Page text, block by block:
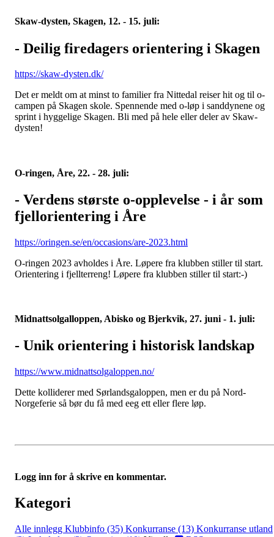
Skaw-dysten, Skagen, 12. - 15. juli:
- Deilig firedagers orientering i Skagen
https://skaw-dysten.dk/
Det er meldt om at minst to familier fra Nittedal reiser hit og til o-
campen på Skagen skole. Spennende med o-løp i sanddynene og
sprint i hyggelige Skagen. Bli med på hele eller deler av Skaw-
dysten!
O-ringen, Åre, 22. - 28. juli:
- Verdens største o-opplevelse - i år som
fjellorientering i Åre
https://oringen.se/en/occasions/are-2023.html
O-ringen 2023 avholdes i Åre. Løpere fra klubben stiller til start.
Orientering i fjellterreng! Løpere fra klubben stiller til start:-)
Midnattsolgalloppen, Abisko og Bjerkvik, 27. juni - 1. juli:
- Unik orientering i historisk landskap
https://www.midnattsolgaloppen.no/
Dette kolliderer med Sørlandsgaloppen, men er du på Nord-
Norgeferie så bør du få med eeg ett eller flere løp.
Logg inn for å skrive en kommentar.
Kategori
Alle innlegg Klubbinfo (35) Konkurranse (13) Konkurranse utland